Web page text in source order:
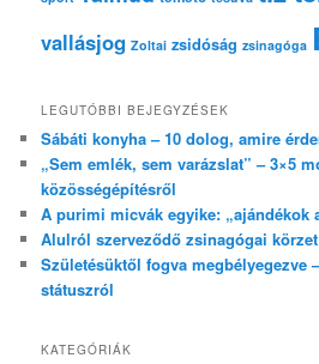
vallásjog Zoltai zsidóság zsinagóga
LEGUTÓBBI BEJEGYZÉSEK
Sábáti konyha – 10 dolog, amire
„Sem emlék, sem varázslat” – 3×5
közösségépítésről
A purimi micvák egyike: „ajándékok
Alulról szerveződő zsinagógai
Születésüktől fogva megbélyegezve
státuszról
KATEGÓRIÁK